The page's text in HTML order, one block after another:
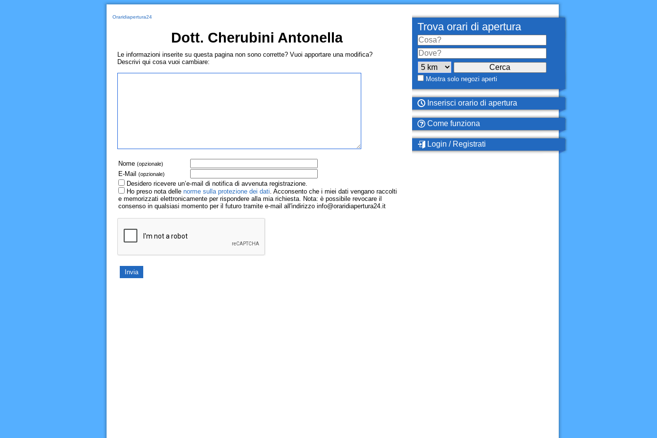
Oraridiapertura24
Dott. Cherubini Antonella
Le informazioni inserite su questa pagina non sono corrette? Vuoi apportare una modifica?
Descrivi qui cosa vuoi cambiare:
Nome (opzionale)
E-Mail (opzionale)
Desidero ricevere un’e-mail di notifica di avvenuta registrazione.
Ho preso nota delle norme sulla protezione dei dati. Acconsento che i miei dati vengano raccolti
e memorizzati elettronicamente per rispondere alla mia richiesta. Nota: è possibile revocare il
consenso in qualsiasi momento per il futuro tramite e-mail all'indirizzo info@oraridiapertura24.it
Trova orari di apertura
Mostra solo negozi aperti
Inserisci orario di apertura
Come funziona
Login / Registrati